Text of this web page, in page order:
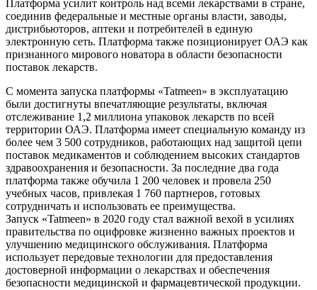
Платформа усилит контроль над всеми лекарствами в стране,
соединив федеральные и местные органы власти, заводы,
дистрибьюторов, аптеки и потребителей в единую
электронную сеть. Платформа также позиционирует ОАЭ как
признанного мирового новатора в области безопасности
поставок лекарств.
С момента запуска платформы «Tatmeen» в эксплуатацию
были достигнуты впечатляющие результаты, включая
отслеживание 1,2 миллиона упаковок лекарств по всей
территории ОАЭ. Платформа имеет специальную команду из
более чем 3 500 сотрудников, работающих над защитой цепи
поставок медикаментов и соблюдением высоких стандартов
здравоохранения и безопасности. За последние два года
платформа также обучила 1 200 человек и провела 250
учебных часов, привлекая 1 760 партнеров, готовых
сотрудничать и использовать ее преимущества.
Запуск «Tatmeen» в 2020 году стал важной вехой в усилиях
правительства по оцифровке жизненно важных проектов и
улучшению медицинского обслуживания. Платформа
использует передовые технологии для предоставления
достоверной информации о лекарствах и обеспечения
безопасности медицинской и фармацевтической продукции.